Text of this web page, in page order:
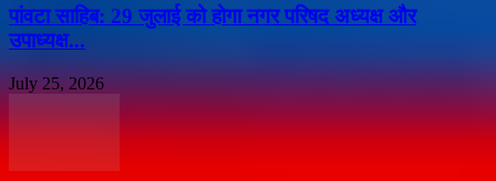
पांवटा साहिब: 29 जुलाई को होगा नगर परिषद अध्यक्ष और
उपाध्यक्ष...
July 25, 2026